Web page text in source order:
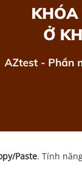
Paste. Tính